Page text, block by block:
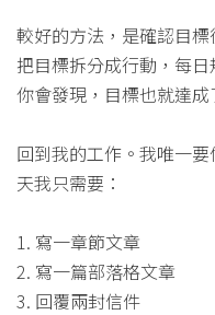
較好的方法，是確認目
把目標拆分成行動，每
你會發現，目標也就達成
回到我的工作。我唯一
天我只需要：
1. 寫一章節文章
2. 寫一篇部落格文章
3. 回覆兩封信件